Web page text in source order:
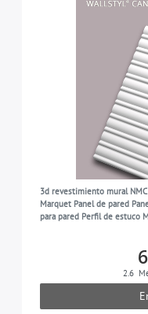
3d revestimiento mural NMC
Marquet Panel de pared
para pared Perfil de estuco
2.6